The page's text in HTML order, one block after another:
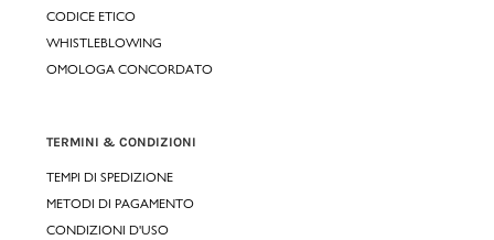
CODICE ETICO
WHISTLEBLOWING
OMOLOGA CONCORDATO
TERMINI & CONDIZIONI
TEMPI DI SPEDIZIONE
METODI DI PAGAMENTO
CONDIZIONI D'USO